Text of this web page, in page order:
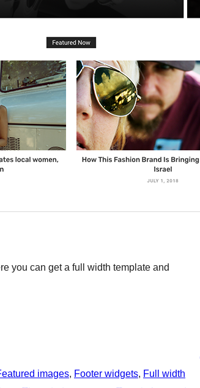
you can get a full width template and
images, Footer widgets, Full width